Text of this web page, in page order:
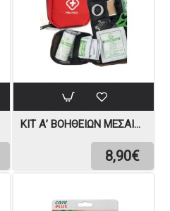
ΚΙΤ Α’ ΒΟΗΘΕΙΏΝ ΜΕΣΑΊΟ MIL-TEC
8,90€